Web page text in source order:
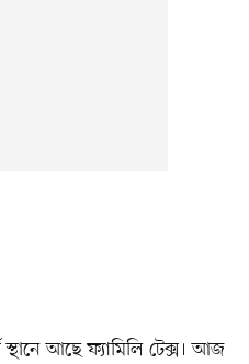
আছে ফ্যামিলি টেক্স। আজ